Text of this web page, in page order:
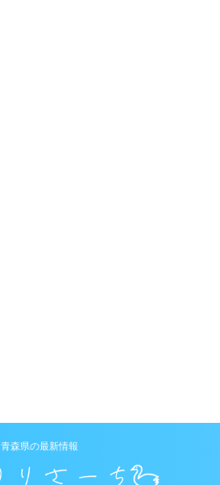
青森県の最新情報